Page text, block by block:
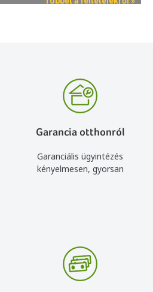
Garancia otthonról
Garanciális ügyintézés
kényelmesen, gyorsan